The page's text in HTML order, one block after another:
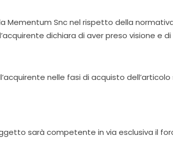
Snc nel rispetto della
dichiara di aver preso visione e
nelle fasi di acquisto
sarà competente in via esclusiva il